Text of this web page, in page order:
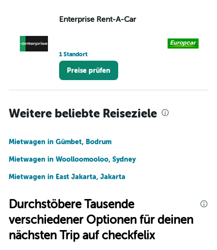
Enterprise Rent-A-Car
1 Standort
Preise prüfen
Weitere beliebte Reiseziele
Mietwagen in Gümbet, Bodrum
Mietwagen in Woolloomooloo, Sydney
Mietwagen in East Jakarta, Jakarta
Durchstöbere Tausende
verschiedener Optionen für deinen
nächsten Trip auf checkfelix